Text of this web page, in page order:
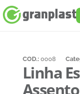
COD.: 0008
Linha